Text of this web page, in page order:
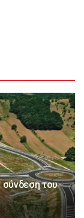
σύνδεση του